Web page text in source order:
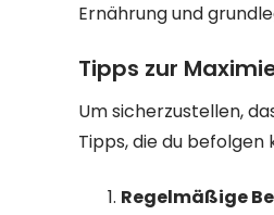
Ernährung und
Tipps zur
Um sicherzustellen,
Tipps, die du befolgen
Regelmäßige